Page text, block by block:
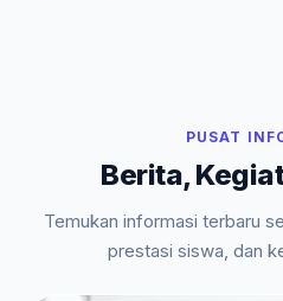
PUSAT
Berita,
Temukan informasi terbaru
prestasi siswa, dan